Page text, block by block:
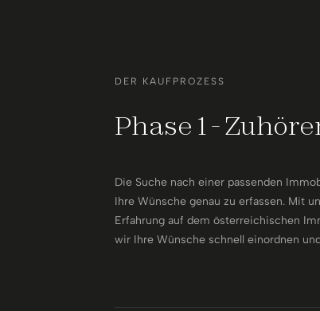
DER KAUFPROZESS
Phase 1 -
Die Suche nach einer passenden
Ihre Wünsche genau zu erfassen. Mit
Erfahrung auf dem österreichischen
wir Ihre Wünsche schnell einordnen